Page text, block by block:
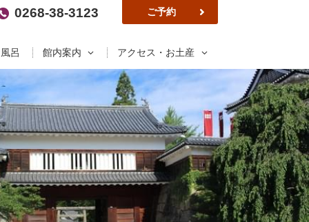
ご予約
0268-38-3123
呂 館内案内 アクセス・お土産